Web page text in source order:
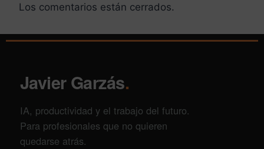
Los comentarios están cerrados.
Javier Garzás.
IA, productividad y el trabajo del futuro.
Para profesionales que no quieren
quedarse atrás.